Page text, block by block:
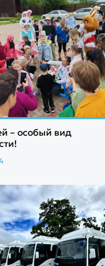
– особый вид